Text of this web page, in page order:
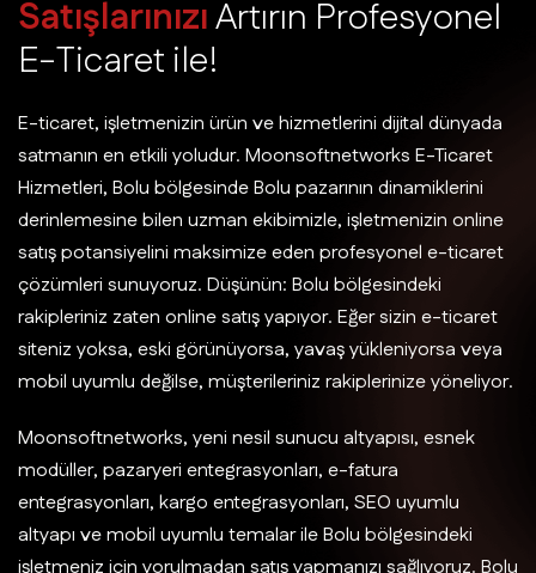
SatışlarınızıArtırın Profesyonel
E-Ticaret ile!
E-ticaret, işletmenizin ürün ve hizmetlerini dijital dünyada
satmanın en etkili yoludur. Moonsoftnetworks E-Ticaret
Hizmetleri, Bolu bölgesinde Bolu pazarının dinamiklerini
derinlemesine bilen uzman ekibimizle, işletmenizin online
satış potansiyelini maksimize eden profesyonel e-ticaret
çözümleri sunuyoruz. Düşünün: Bolu bölgesindeki
rakipleriniz zaten online satış yapıyor. Eğer sizin e-ticaret
siteniz yoksa, eski görünüyorsa, yavaş yükleniyorsa veya
mobil uyumlu değilse, müşterileriniz rakiplerinize yöneliyor.
Moonsoftnetworks, yeni nesil sunucu altyapısı, esnek
modüller, pazaryeri entegrasyonları, e-fatura
entegrasyonları, kargo entegrasyonları, SEO uyumlu
altyapı ve mobil uyumlu temalar ile Bolu bölgesindeki